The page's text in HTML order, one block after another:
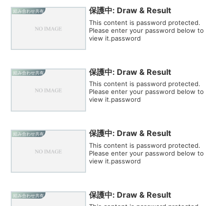
組み合わせ共有 保護中: Draw & Result
This content is password protected.
Please enter your password below to
view it.password
組み合わせ共有 保護中: Draw & Result
This content is password protected.
Please enter your password below to
view it.password
組み合わせ共有 保護中: Draw & Result
This content is password protected.
Please enter your password below to
view it.password
組み合わせ共有 保護中: Draw & Result